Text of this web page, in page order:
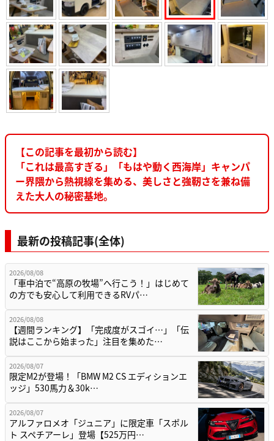
【この記事を最初から読む】
「これは最高すぎる」「もはや動く西海岸」キャンパ
ー界隈から熱視線を集める、美しさと強靭さを兼ね備
えた大人の秘密基地。
最新の投稿記事(全体)
2026/08/08
「車中泊で“高原の牧場”へ行こう！」はじめて
の方でも安心して利用できるRVパ…
2026/08/08
【週間ランキング】「完成度がスゴイ…」「伝
説はここから始まった」注目を集めた…
2026/08/07
限定M2が登場！「BMW M2 CS エディションエ
ッジ」530馬力＆30k…
2026/08/07
アルファロメオ「ジュニア」に限定車「スポル
ト スペチアーレ」登場【525万円…